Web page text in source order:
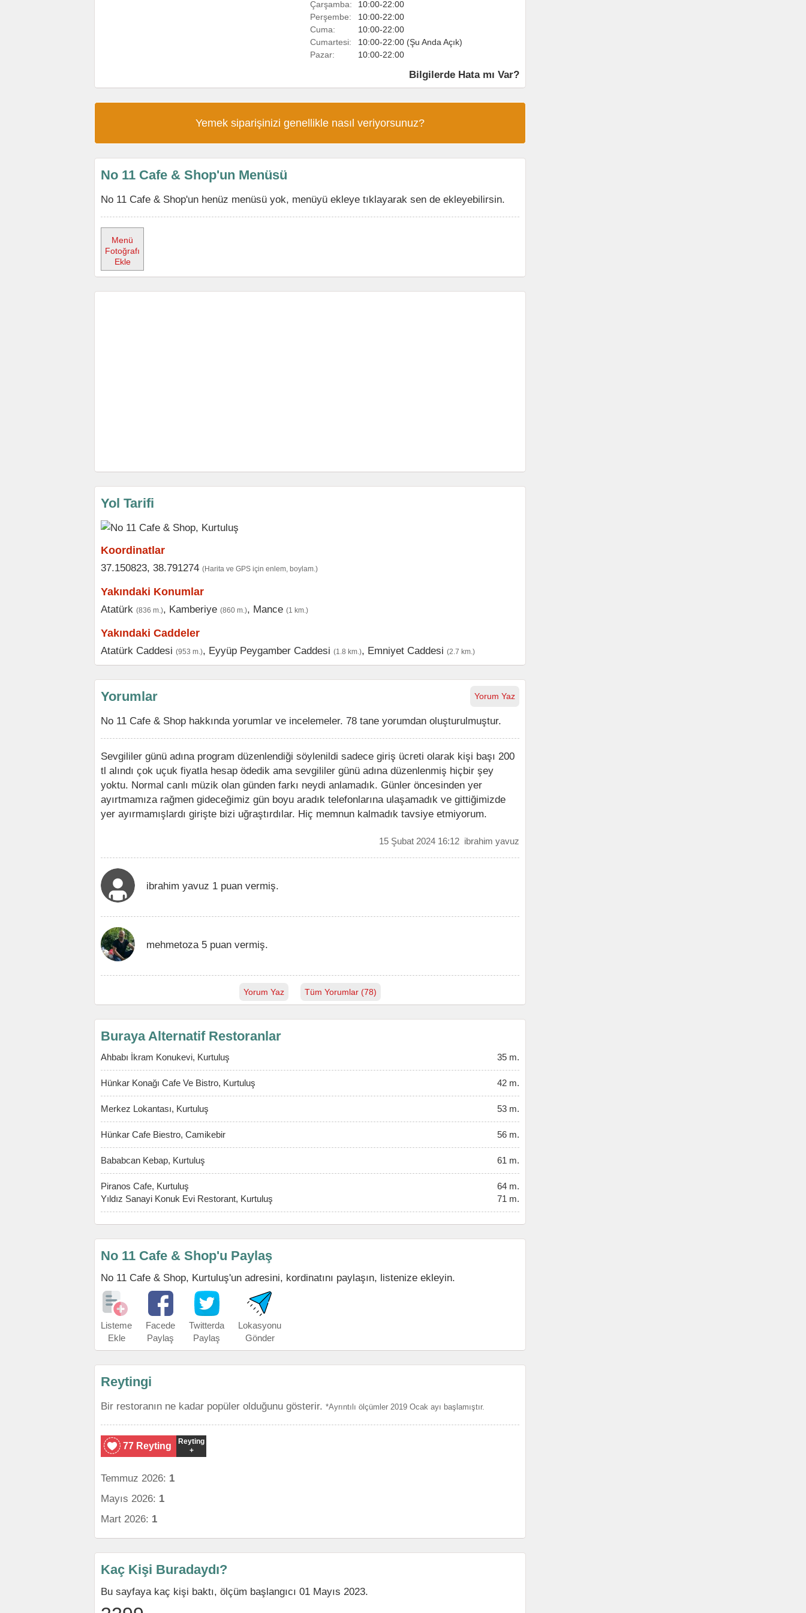
Çarşamba:
10:00-22:00
Perşembe:
10:00-22:00
Cuma:
10:00-22:00
Cumartesi:
10:00-22:00 (Şu Anda Açık)
Pazar:
10:00-22:00
Bilgilerde Hata mı Var?
Yemek siparişinizi genellikle nasıl veriyorsunuz?
No 11 Cafe & Shop'un Menüsü
No 11 Cafe & Shop'un henüz menüsü yok, menüyü ekleye tıklayarak sen de ekleyebilirsin.
Menü
Fotoğrafı
Ekle
Yol Tarifi
Koordinatlar
37.150823, 38.791274 (Harita ve GPS için enlem, boylam.)
Yakındaki Konumlar
Atatürk (836 m.), Kamberiye (860 m.), Mance (1 km.)
Yakındaki Caddeler
Atatürk Caddesi (953 m.), Eyyüp Peygamber Caddesi (1.8 km.), Emniyet Caddesi (2.7 km.)
Yorum Yaz
Yorumlar
No 11 Cafe & Shop hakkında yorumlar ve incelemeler. 78 tane yorumdan oluşturulmuştur.
Sevgililer günü adına program düzenlendiği söylenildi sadece giriş ücreti olarak kişi başı 200
tl alındı çok uçuk fiyatla hesap ödedik ama sevgililer günü adına düzenlenmiş hiçbir şey
yoktu. Normal canlı müzik olan günden farkı neydi anlamadık. Günler öncesinden yer
ayırtmamıza rağmen gideceğimiz gün boyu aradık telefonlarına ulaşamadık ve gittiğimizde
yer ayırmamışlardı girişte bizi uğraştırdılar. Hiç memnun kalmadık tavsiye etmiyorum.
15 Şubat 2024 16:12 ibrahim yavuz
ibrahim yavuz 1 puan vermiş.
mehmetoza 5 puan vermiş.
Yorum Yaz Tüm Yorumlar (78)
Buraya Alternatif Restoranlar
Ahbabı İkram Konukevi, Kurtuluş 35 m.
Hünkar Konağı Cafe Ve Bistro, Kurtuluş 42 m.
Merkez Lokantası, Kurtuluş 53 m.
Hünkar Cafe Biestro, Camikebir 56 m.
Bababcan Kebap, Kurtuluş 61 m.
Piranos Cafe, Kurtuluş
64 m.
Yıldız Sanayi Konuk Evi Restorant, Kurtuluş
71 m.
No 11 Cafe & Shop'u Paylaş
No 11 Cafe & Shop, Kurtuluş'un adresini, kordinatını paylaşın, listenize ekleyin.
Listeme
Ekle
Facede
Paylaş
Twitterda
Paylaş
Lokasyonu
Gönder
Reytingi
Bir restoranın ne kadar popüler olduğunu gösterir. *Ayrıntılı ölçümler 2019 Ocak ayı başlamıştır.
77 Reyting
Reyting
+
Temmuz 2026: 1
Mayıs 2026: 1
Mart 2026: 1
Kaç Kişi Buradaydı?
Bu sayfaya kaç kişi baktı, ölçüm başlangıcı 01 Mayıs 2023.